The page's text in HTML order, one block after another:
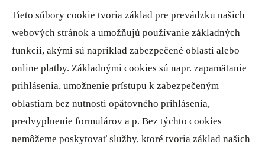
Tieto súbory cookie tvoria základ pre prevádzku našich
webových stránok a umožňujú používanie základných
funkcií, akými sú napríklad zabezpečené oblasti alebo
online platby. Základnými cookies sú napr. zapamätanie
prihlásenia, umožnenie prístupu k zabezpečeným
oblastiam bez nutnosti opätovného prihlásenia,
predvyplnenie formulárov a p. Bez týchto cookies
nemôžeme poskytovať služby, ktoré tvoria základ našich